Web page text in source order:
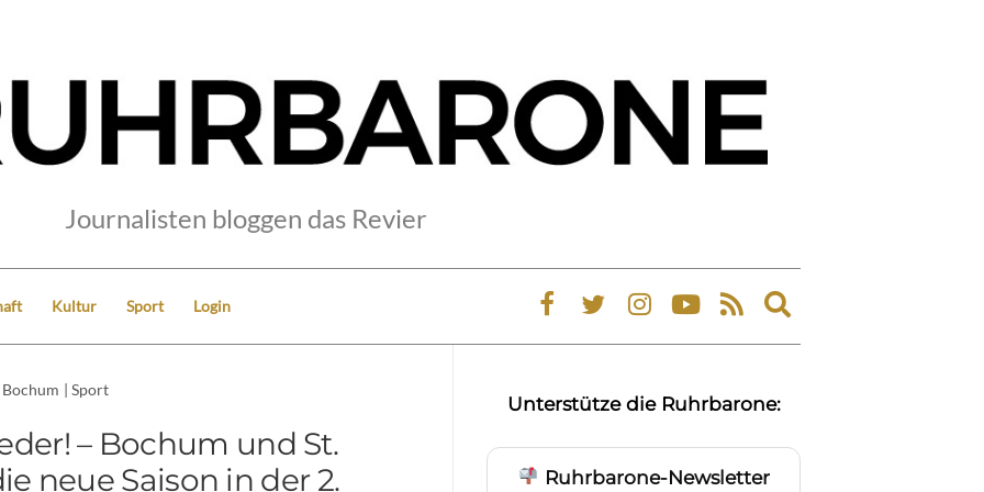
Journalisten bloggen das Revier
Kultur Sport Login
Expand
search
Bochum | Sport
– Bochum und St.
neue Saison in der 2.
Unterstütze die Ruhrbarone:
Ruhrbarone-Newsletter